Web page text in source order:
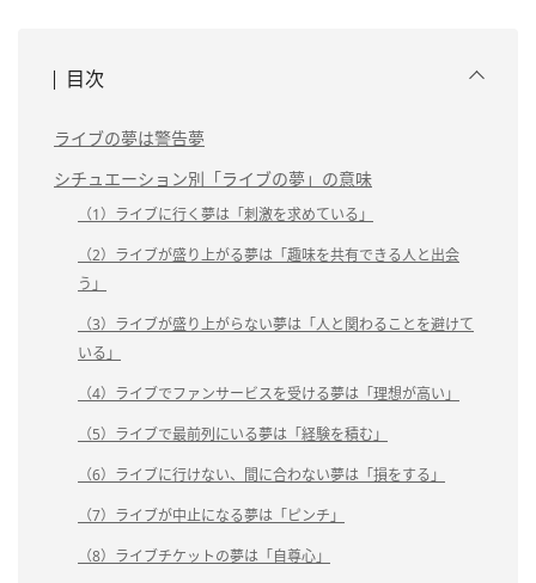
目次
ライブの夢は警告夢
シチュエーション別「ライブの夢」の意味
（1）ライブに行く夢は「刺激を求めている」
（2）ライブが盛り上がる夢は「趣味を共有できる人と出会
う」
（3）ライブが盛り上がらない夢は「人と関わることを避けて
いる」
（4）ライブでファンサービスを受ける夢は「理想が高い」
（5）ライブで最前列にいる夢は「経験を積む」
（6）ライブに行けない、間に合わない夢は「損をする」
（7）ライブが中止になる夢は「ピンチ」
（8）ライブチケットの夢は「自尊心」